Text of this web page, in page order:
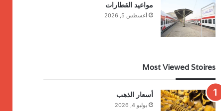
مواعيد القطارات
أغسطس 5, 2026
Most Viewed Stoires
أسعار الذهب
يوليو 4, 2026